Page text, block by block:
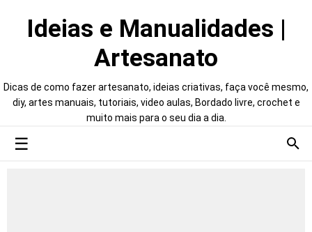
Ideias e Manualidades |
Artesanato
Dicas de como fazer artesanato, ideias criativas, faça você mesmo,
diy, artes manuais, tutoriais, video aulas, Bordado livre, crochet e
muito mais para o seu dia a dia.